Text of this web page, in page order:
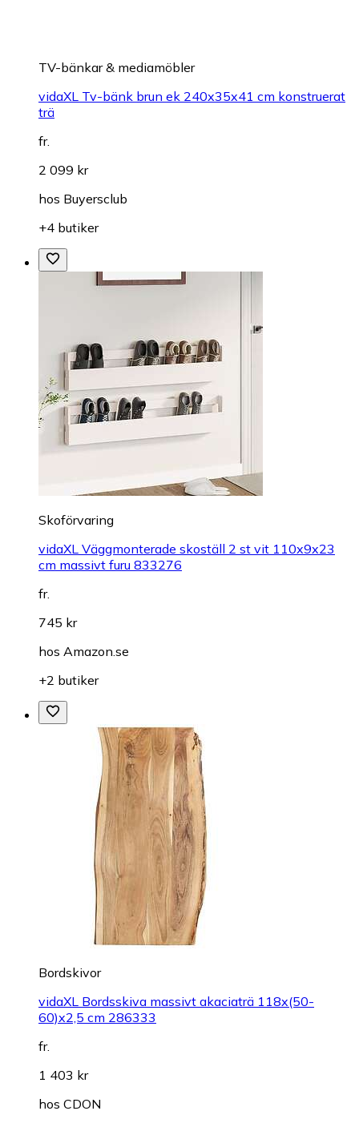
TV-bänkar & mediamöbler
vidaXL Tv-bänk brun ek 240x35x41 cm konstruerat
trä
fr.
2 099 kr
hos Buyersclub
+4 butiker
Skoförvaring
vidaXL Väggmonterade skoställ 2 st vit 110x9x23
cm massivt furu 833276
fr.
745 kr
hos Amazon.se
+2 butiker
Bordskivor
vidaXL Bordsskiva massivt akaciaträ 118x(50-
60)x2,5 cm 286333
fr.
1 403 kr
hos CDON